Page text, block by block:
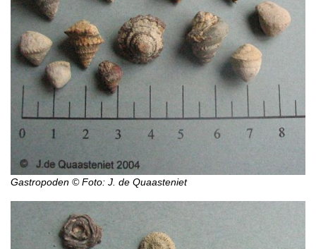
Gastropoden © Foto: J. de Quaasteniet